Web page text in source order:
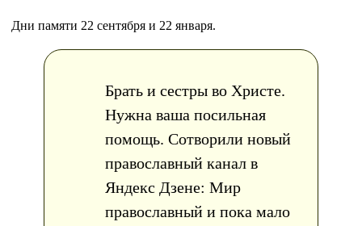
Дни памяти 22 сентября и 22 января.
Брать и сестры во Христе.
Нужна ваша посильная
помощь. Сотворили новый
православный канал в
Яндекс Дзене: Мир
православный и пока мало